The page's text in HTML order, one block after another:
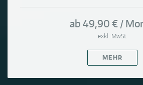
ab 49,90 € /
exkl. MwSt.
MEHR